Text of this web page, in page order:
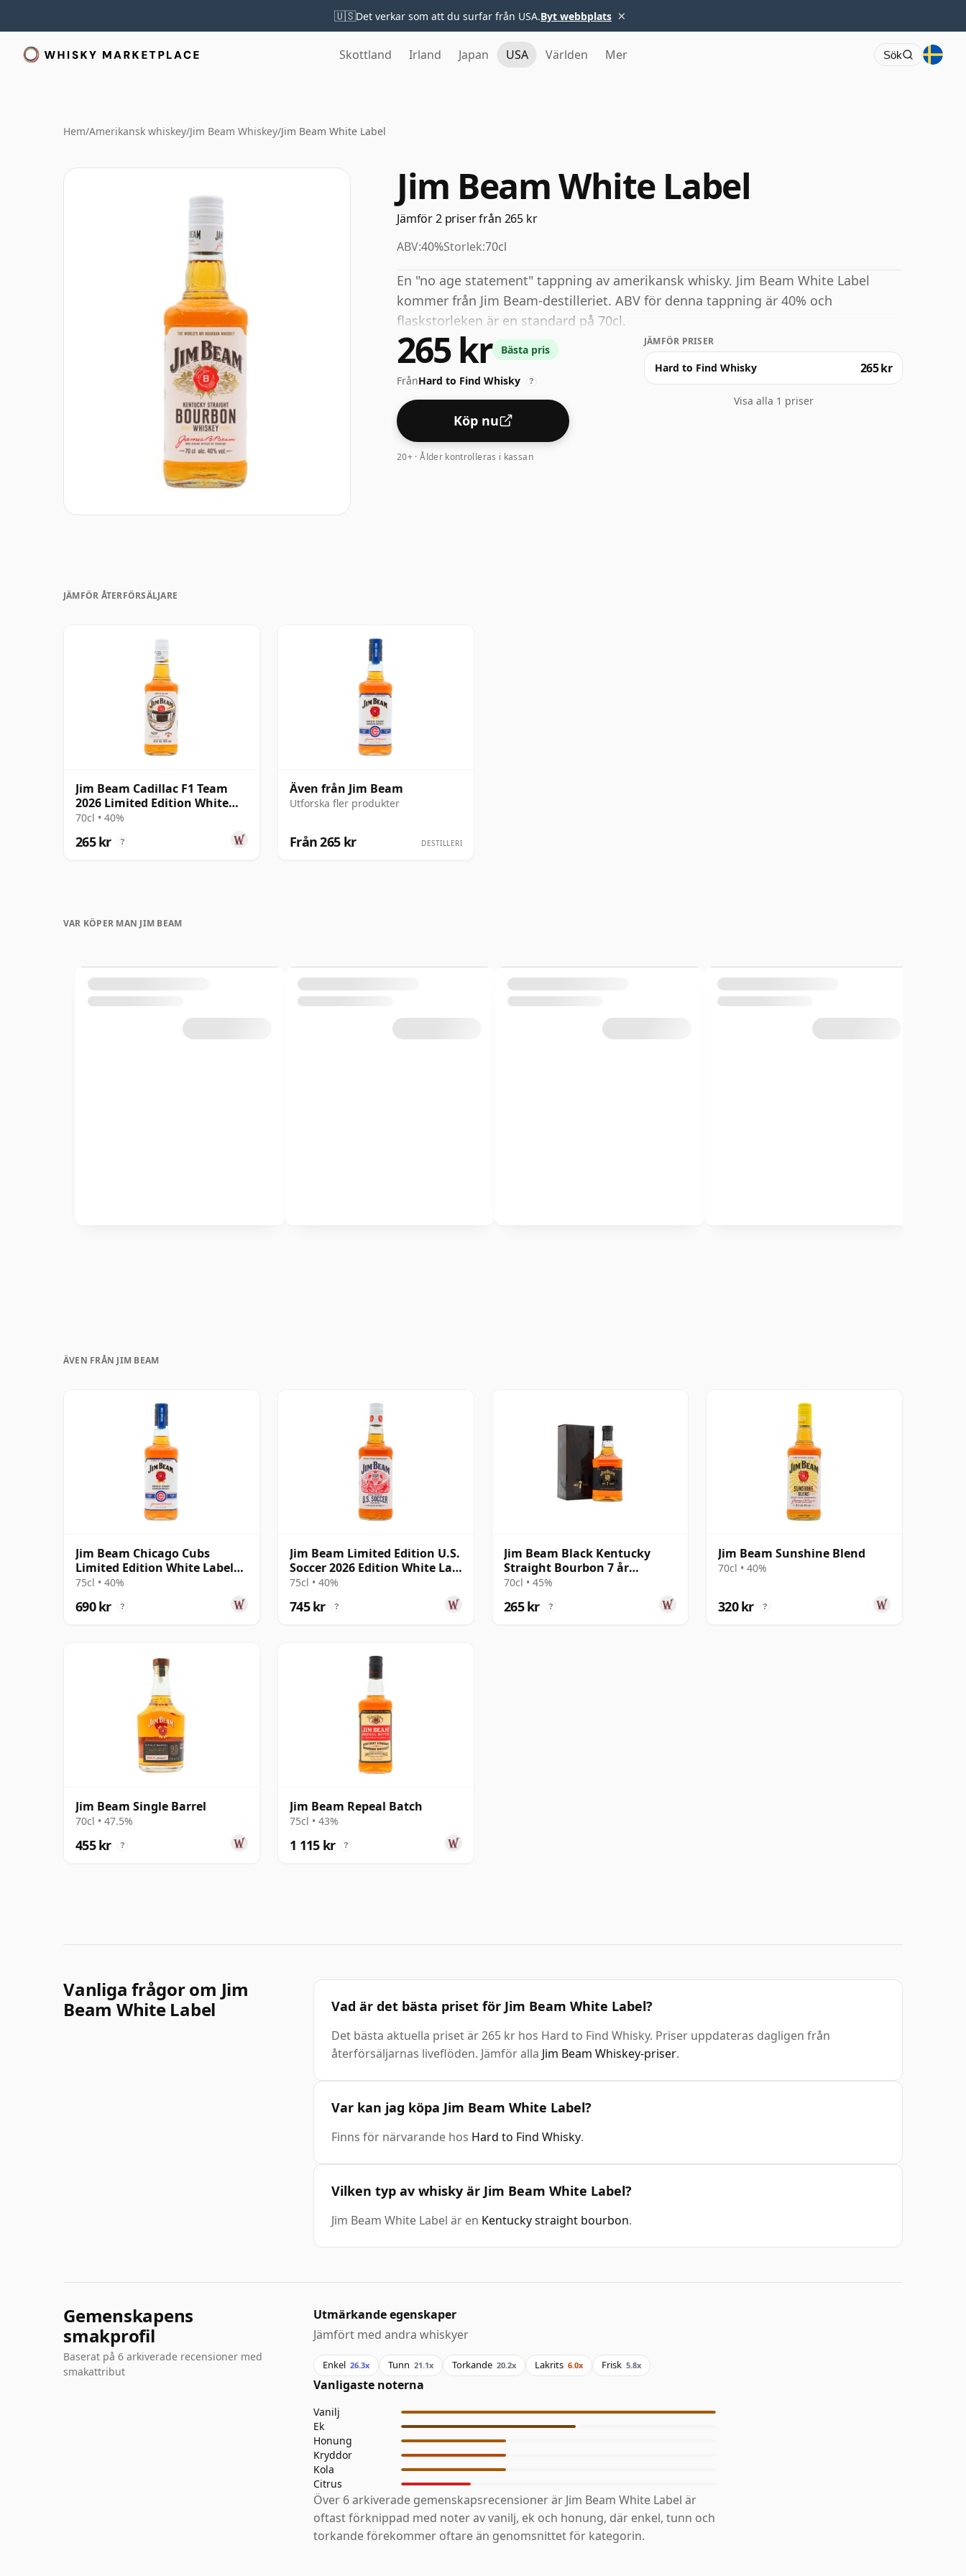
🇺🇸Det verkar som att du surfar från USA.Byt webbplats ×
Skottland Irland Japan USA Världen Mer Sök
Hem/Amerikansk whiskey/Jim Beam Whiskey/Jim Beam White Label
Jim Beam White Label
Jämför 2 priser från 265 kr
ABV:40%Storlek:70cl
En "no age statement" tappning av amerikansk whisky. Jim Beam White Label
kommer från Jim Beam-destilleriet. ABV för denna tappning är 40% och
flaskstorleken är en standard på 70cl.
265 kr Bästa pris
FrånHard to Find Whisky ?
Köp nu
20+ · Ålder kontrolleras i kassan
JÄMFÖR PRISER
Hard to Find Whisky 265 kr
Visa alla 1 priser
JÄMFÖR ÅTERFÖRSÄLJARE
Jim Beam Cadillac F1 Team
2026 Limited Edition White
Label 4 år gammal
70cl • 40%
265 kr ?
Även från Jim Beam
Utforska fler produkter
Från 265 kr DESTILLERI
VAR KÖPER MAN JIM BEAM
ÄVEN FRÅN JIM BEAM
Jim Beam Chicago Cubs
Limited Edition White Label
Kentucky 4 år gammal
75cl • 40%
690 kr ?
Jim Beam Limited Edition U.S.
Soccer 2026 Edition White Lab
4 år gammal
75cl • 40%
745 kr ?
Jim Beam Black Kentucky
Straight Bourbon 7 år
gammal
70cl • 45%
265 kr ?
Jim Beam Sunshine Blend
70cl • 40%
320 kr ?
Jim Beam Single Barrel
70cl • 47.5%
455 kr ?
Jim Beam Repeal Batch
75cl • 43%
1 115 kr ?
Vanliga frågor om Jim
Beam White Label
Vad är det bästa priset för Jim Beam White Label?
Det bästa aktuella priset är 265 kr hos Hard to Find Whisky. Priser uppdateras dagligen från
återförsäljarnas liveflöden. Jämför alla Jim Beam Whiskey-priser.
Var kan jag köpa Jim Beam White Label?
Finns för närvarande hos Hard to Find Whisky.
Vilken typ av whisky är Jim Beam White Label?
Jim Beam White Label är en Kentucky straight bourbon.
Gemenskapens
smakprofil
Baserat på 6 arkiverade recensioner med
smakattribut
Utmärkande egenskaper
Jämfört med andra whiskyer
Enkel 26.3x Tunn 21.1x Torkande 20.2x Lakrits 6.0x Frisk 5.8x
Vanligaste noterna
Vanilj
Ek
Honung
Kryddor
Kola
Citrus
Över 6 arkiverade gemenskapsrecensioner är Jim Beam White Label är
oftast förknippad med noter av vanilj, ek och honung, där enkel, tunn och
torkande förekommer oftare än genomsnittet för kategorin.